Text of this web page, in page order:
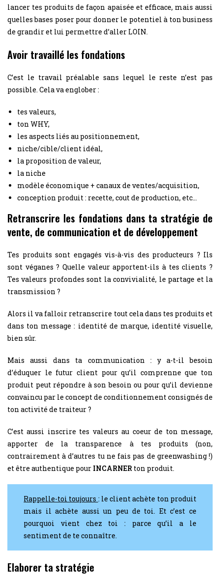
lancer tes produits de façon apaisée et efficace, mais aussi
quelles bases poser pour donner le potentiel à ton business
de grandir et lui permettre d’aller LOIN.
Avoir travaillé les fondations
C’est le travail préalable sans lequel le reste n’est pas
possible. Cela va englober :
tes valeurs,
ton WHY,
les aspects liés au positionnement,
niche/cible/client idéal,
la proposition de valeur,
la niche
modèle économique + canaux de ventes/acquisition,
conception produit : recette, cout de production, etc…
Retranscrire les fondations dans ta stratégie de
vente, de communication et de développement
Tes produits sont engagés vis-à-vis des producteurs ? Ils
sont véganes ? Quelle valeur apportent-ils à tes clients ?
Tes valeurs profondes sont la convivialité, le partage et la
transmission ?
Alors il va falloir retranscrire tout cela dans tes produits et
dans ton message : identité de marque, identité visuelle,
bien sûr.
Mais aussi dans ta communication : y a-t-il besoin
d’éduquer le futur client pour qu’il comprenne que ton
produit peut répondre à son besoin ou pour qu’il devienne
convaincu par le concept de conditionnement consignés de
ton activité de traiteur ?
C’est aussi inscrire tes valeurs au coeur de ton message,
apporter de la transparence à tes produits (non,
contrairement à d’autres tu ne fais pas de greenwashing !)
et être authentique pour INCARNER ton produit.
Rappelle-toi toujours : le client achète ton produit
mais il achète aussi un peu de toi. Et c’est ce
pourquoi vient chez toi : parce qu’il a le
sentiment de te connaître.
Elaborer ta stratégie